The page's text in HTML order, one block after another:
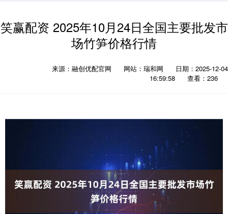
笑赢配资 2025年10月24日全国主要批发市
场竹笋价格行情
来源：融创优配官网 网站：瑞和网
日期：2025-12-04
16:59:58
查看：236